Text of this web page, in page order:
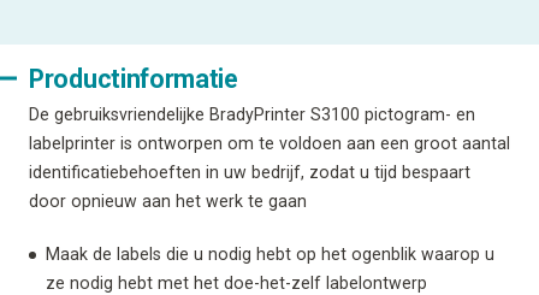
Productinformatie
De gebruiksvriendelijke BradyPrinter S3100 pictogram- en
labelprinter is ontworpen om te voldoen aan een groot aantal
identificatiebehoeften in uw bedrijf, zodat u tijd bespaart
door opnieuw aan het werk te gaan
Maak de labels die u nodig hebt op het ogenblik waarop u
ze nodig hebt met het doe-het-zelf labelontwerp